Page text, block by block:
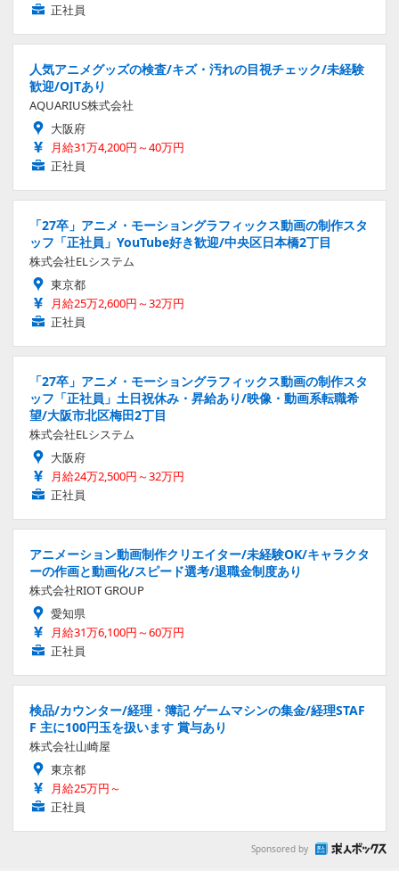
正社員
人気アニメグッズの検査/キズ・汚れの目視チェック/未経験
歓迎/OJTあり
AQUARIUS株式会社
大阪府
月給31万4,200円～40万円
正社員
「27卒」アニメ・モーショングラフィックス動画の制作スタ
ッフ「正社員」YouTube好き歓迎/中央区日本橋2丁目
株式会社ELシステム
東京都
月給25万2,600円～32万円
正社員
「27卒」アニメ・モーショングラフィックス動画の制作スタ
ッフ「正社員」土日祝休み・昇給あり/映像・動画系転職希
望/大阪市北区梅田2丁目
株式会社ELシステム
大阪府
月給24万2,500円～32万円
正社員
アニメーション動画制作クリエイター/未経験OK/キャラクタ
ーの作画と動画化/スピード選考/退職金制度あり
株式会社RIOT GROUP
愛知県
月給31万6,100円～60万円
正社員
検品/カウンター/経理・簿記 ゲームマシンの集金/経理STAF
F 主に100円玉を扱います 賞与あり
株式会社山崎屋
東京都
月給25万円～
正社員
Sponsored by